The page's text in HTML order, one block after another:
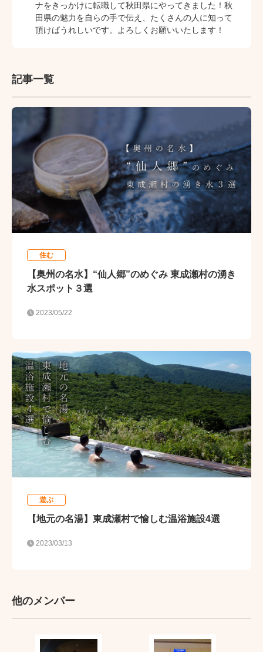
ナをきっかけに転職して秋田県にやってきました！秋
田県の魅力を自らの手で伝え、たくさんの人に知って
頂けばうれしいです。よろしくお願いいたします！
記事一覧
住む
【奥州の名水】“仙人郷”のめぐみ 東成瀬村の湧き
水スポット３選
2023/05/22
遊ぶ
【地元の名湯】東成瀬村で愉しむ温浴施設4選
2023/03/13
他のメンバー